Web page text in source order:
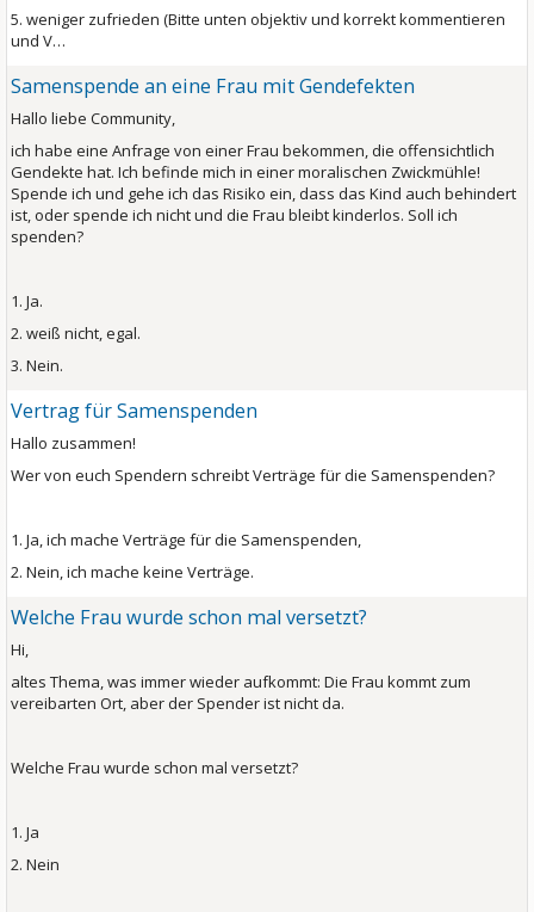
5. weniger zufrieden (Bitte unten objektiv und korrekt kommentieren
und V…
Samenspende an eine Frau mit Gendefekten
Hallo liebe Community,
ich habe eine Anfrage von einer Frau bekommen, die offensichtlich
Gendekte hat. Ich befinde mich in einer moralischen Zwickmühle!
Spende ich und gehe ich das Risiko ein, dass das Kind auch behindert
ist, oder spende ich nicht und die Frau bleibt kinderlos. Soll ich
spenden?
1. Ja.
2. weiß nicht, egal.
3. Nein.
Vertrag für Samenspenden
Hallo zusammen!
Wer von euch Spendern schreibt Verträge für die Samenspenden?
1. Ja, ich mache Verträge für die Samenspenden,
2. Nein, ich mache keine Verträge.
Welche Frau wurde schon mal versetzt?
Hi,
altes Thema, was immer wieder aufkommt: Die Frau kommt zum
vereibarten Ort, aber der Spender ist nicht da.
Welche Frau wurde schon mal versetzt?
1. Ja
2. Nein